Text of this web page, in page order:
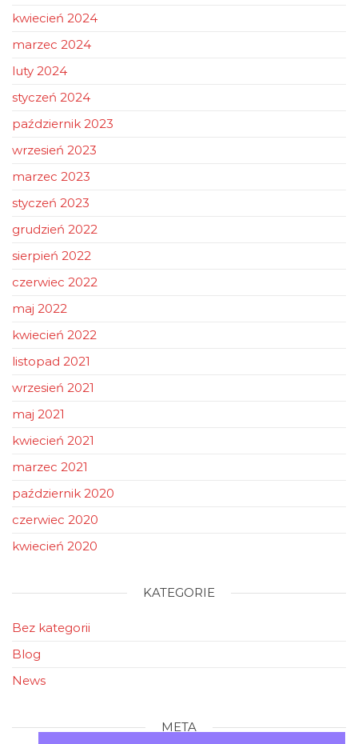
kwiecień 2024
marzec 2024
luty 2024
styczeń 2024
październik 2023
wrzesień 2023
marzec 2023
styczeń 2023
grudzień 2022
sierpień 2022
czerwiec 2022
maj 2022
kwiecień 2022
listopad 2021
wrzesień 2021
maj 2021
kwiecień 2021
marzec 2021
październik 2020
czerwiec 2020
kwiecień 2020
KATEGORIE
Bez kategorii
Blog
News
META